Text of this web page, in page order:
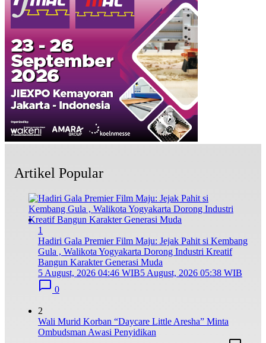
Artikel Popular
1
Hadiri Gala Premier Film Maju: Jejak Pahit si Kembang
Gula , Walikota Yogyakarta Dorong Industri Kreatif
Bangun Karakter Generasi Muda
5 August, 2026 04:46 WIB5 August, 2026 05:38 WIB
0
2
Wali Murid Korban “Daycare Little Aresha” Minta
Ombudsman Awasi Penyidikan